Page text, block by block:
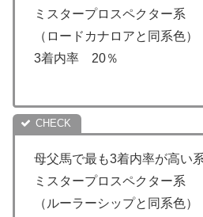
ミスタープロスペクター系
（ロードカナロアと同系色）
3着内率 20％
母父馬で最も3着内率が高い
ミスタープロスペクター系
（ルーラーシップと同系色）